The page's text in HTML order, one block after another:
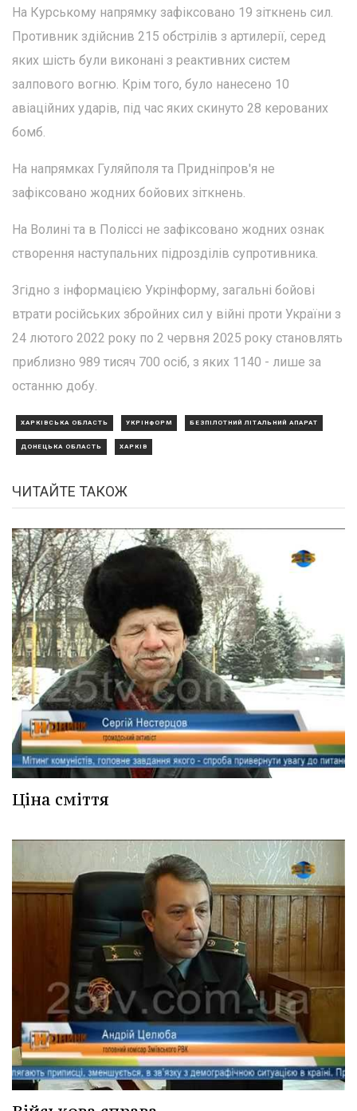
На Курському напрямку зафіксовано 19 зіткнень сил.
Противник здійснив 215 обстрілів з артилерії, серед
яких шість були виконані з реактивних систем
залпового вогню. Крім того, було нанесено 10
авіаційних ударів, під час яких скинуто 28 керованих
бомб.
На напрямках Гуляйполя та Придніпров'я не
зафіксовано жодних бойових зіткнень.
На Волині та в Поліссі не зафіксовано жодних ознак
створення наступальних підрозділів супротивника.
Згідно з інформацією Укрінформу, загальні бойові
втрати російських збройних сил у війні проти України з
24 лютого 2022 року по 2 червня 2025 року становлять
приблизно 989 тисяч 700 осіб, з яких 1140 - лише за
останню добу.
ХАРКІВСЬКА ОБЛАСТЬ УКРІНФОРМ БЕЗПІЛОТНИЙ ЛІТАЛЬНИЙ АПАРАТ
ДОНЕЦЬКА ОБЛАСТЬ ХАРКІВ
ЧИТАЙТЕ ТАКОЖ
Ціна сміття